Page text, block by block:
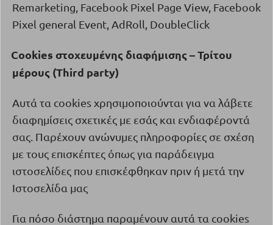
Remarketing, Facebook Pixel Page View, Facebook
Pixel general Event, AdRoll, DoubleClick
Cookies στοχευμένης διαφήμισης – Τρίτου
μέρους (Third party)
Αυτά τα cookiesχρησιμοποιούνται για να λάβετε
διαφημίσεις σχετικές με εσάς και ενδιαφέροντά
σας. Παρέχουν ανώνυμες πληροφορίες σε σχέση
με τους επισκέπτες όπως για παράδειγμα
ιστοσελίδες που επισκέφθηκαν πριν ή μετά την
Ιστοσελίδα μας
Για πόσο διάστημα παραμένουν αυτά τα cookies